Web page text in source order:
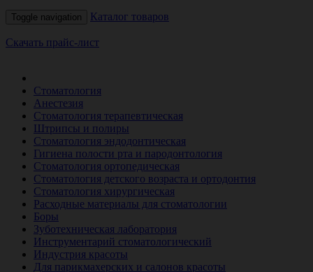
Toggle navigation Каталог товаров
Скачать прайс-лист
Стоматология
Анестезия
Стоматология терапевтическая
Штрипсы и полиры
Стоматология эндодонтическая
Гигиена полости рта и пародонтология
Стоматология ортопедическая
Стоматология детского возраста и ортодонтия
Стоматология хирургическая
Расходные материалы для стоматологии
Боры
Зуботехническая лаборатория
Инструментарий стоматологический
Индустрия красоты
Для парикмахерских и салонов красоты